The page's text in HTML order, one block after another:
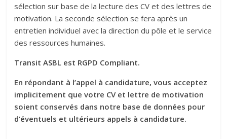
sélection sur base de la lecture des CV et des lettres de
motivation. La seconde sélection se fera après un
entretien individuel avec la direction du pôle et le service
des ressources humaines.
Transit ASBL est RGPD Compliant.
En répondant à l’appel à candidature, vous acceptez
implicitement que votre CV et lettre de motivation
soient conservés dans notre base de données pour
d’éventuels et ultérieurs appels à candidature.